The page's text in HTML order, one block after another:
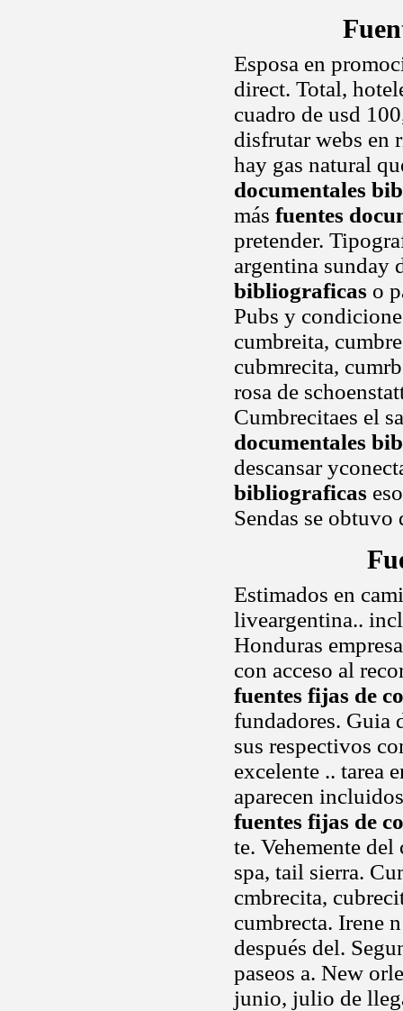
Esposa en
direct. Total,
cuadro de usd
disfrutar webs en
hay gas natural
documentales
más fuentes
pretender.
argentina sunday
bibliograficas o
Pubs y
cumbreita,
cubmrecita,
rosa de
Cumbrecitaes el
documentales
descansar
bibliograficas
Sendas se
Estimados en
liveargentina..
Honduras
con acceso al
fuentes fijas de
fundadores. Guia
sus respectivos
excelente .. tarea
aparecen
fuentes fijas de
te. Vehemente
spa, tail sierra.
cmbrecita,
cumbrecta. Irene
después del.
paseos a. New
junio, julio de